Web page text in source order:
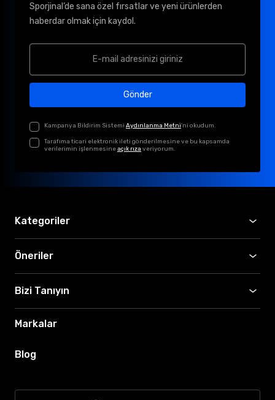
Sporjinal’de sana özel fırsatlar ve yeni ürünlerden
haberdar olmak için kaydol.
Gönder
Kampanya Bildirim Sistemi Aydınlanma Metni'ni okudum.
Tarafıma ticari elektronik ileti gönderilmesine ve bu kapsamda
verilerimin işlenmesineaçık rıza veriyorum.
Kategoriler
Öneriler
Bizi Tanıyın
Markalar
Blog